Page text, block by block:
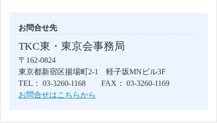
お問合せ先
TKC東・東京会事務局
〒162-0824
東京都新宿区揚場町2-1 軽子坂MNビル3F
TEL： 03-3260-1168 FAX： 03-3260-1169
お問合せはこちらから